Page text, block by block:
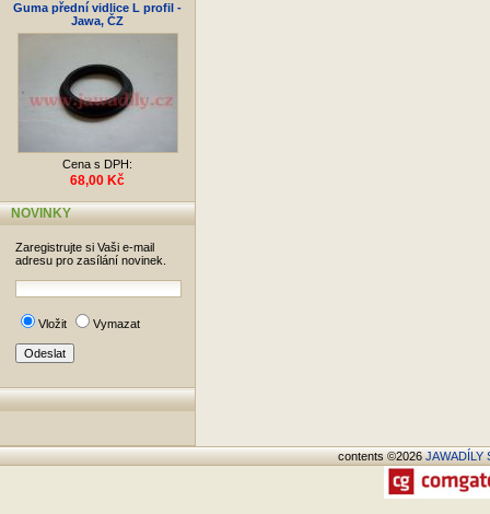
Guma přední vidlice L profil -
Jawa, ČZ
Cena s DPH:
68,00 Kč
NOVINKY
Zaregistrujte si Vaši e-mail
adresu pro zasílání novinek.
Vložit Vymazat
contents ©2026JAWADÍLY